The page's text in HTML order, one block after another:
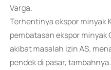
Varga.
Terhentinya ekspor minyak
pembatasan ekspor minyak
akibat masalah izin AS,
pendek di pasar, tambahnya.